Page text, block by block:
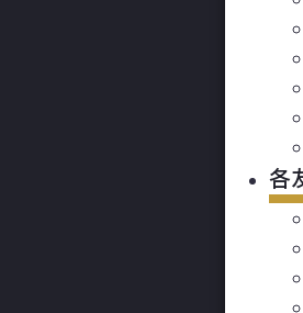
各